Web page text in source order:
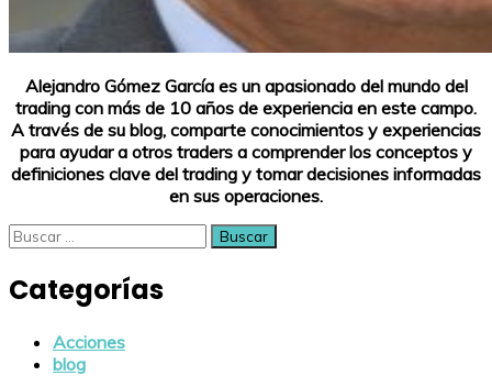
Alejandro Gómez García es un apasionado del mundo del
trading con más de 10 años de experiencia en este campo.
A través de su blog, comparte conocimientos y experiencias
para ayudar a otros traders a comprender los conceptos y
definiciones clave del trading y tomar decisiones informadas
en sus operaciones.
Buscar:
Categorías
Acciones
blog